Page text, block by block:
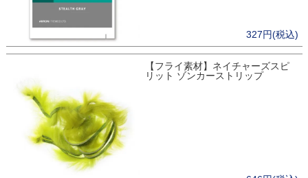
327円(税込)
【フライ素材】ネイチャーズスピ
リット ゾンカーストリップ